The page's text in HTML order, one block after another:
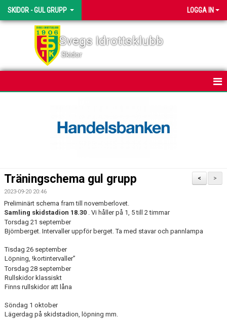
SKIDOR - GUL GRUPP LOGGA IN
Svegs Idrottsklubb
Skidor
BILDGALLERI
DOKUMENT
KONTAKT
>
<
Träningschema gul grupp
2023-09-20 20:46
Preliminärt schema fram till novemberlovet.
Samling skidstadion 18.30 . Vi håller på 1, 5 till 2 timmar
Torsdag 21 september
Björnberget. Intervaller uppför berget. Ta med stavar och pannlampa
Tisdag 26 september
Löpning, !kortintervaller”
Torsdag 28 september
Rullskidor klassiskt
Finns rullskidor att låna
Söndag 1 oktober
Lägerdag på skidstadion, löpning mm.